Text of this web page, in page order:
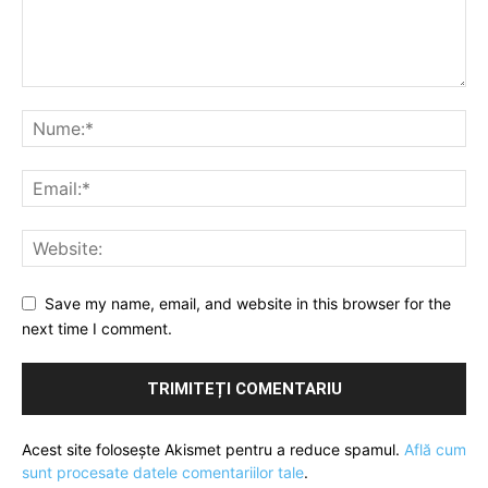
Save my name, email, and website in this browser for the
next time I comment.
Acest site folosește Akismet pentru a reduce spamul. Află cum
sunt procesate datele comentariilor tale.